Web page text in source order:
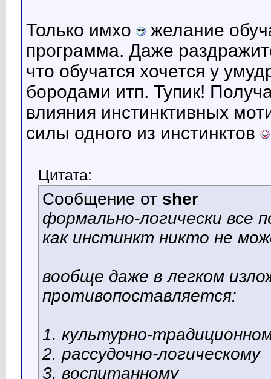
Только имхо
желание
программа. Даже
что обучатся хочется у
бородами итп. Тупик!
влияния инстинктивных
силы одного из инстинктов
Цитата:
Сообщение от sher
формально-логически все
как инстинкт никто не
вообще даже в легком
противопоставляется:
1. культурно-
2. рассудочно-логическому
3. воспитанному